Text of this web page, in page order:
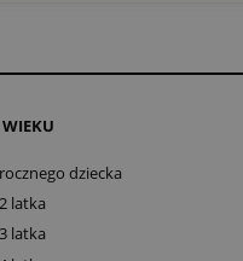
dziecka
latka
latka